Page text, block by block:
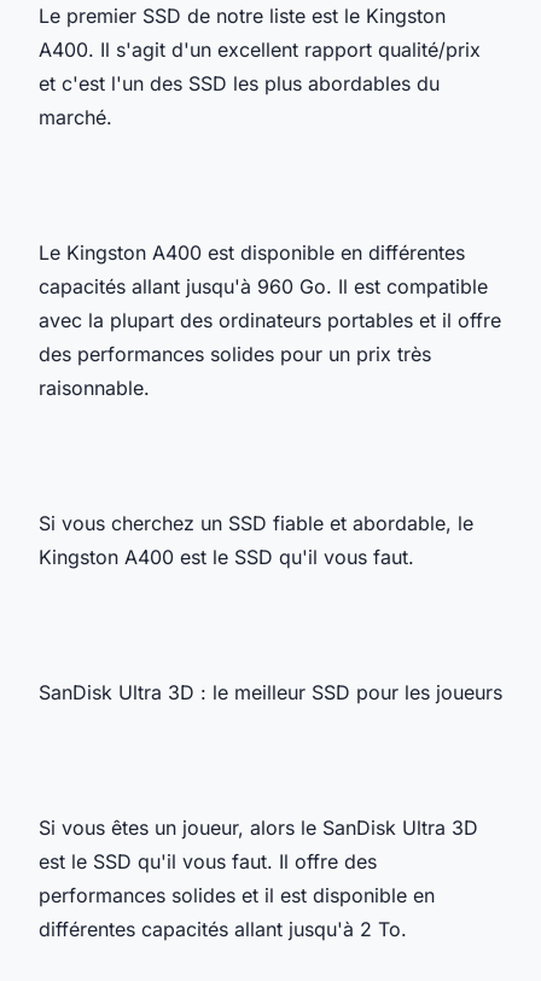
Le premier SSD de notre liste est le Kingston
A400. Il s'agit d'un excellent rapport qualité/prix
et c'est l'un des SSD les plus abordables du
marché.
Le Kingston A400 est disponible en différentes
capacités allant jusqu'à 960 Go. Il est compatible
avec la plupart des ordinateurs portables et il offre
des performances solides pour un prix très
raisonnable.
Si vous cherchez un SSD fiable et abordable, le
Kingston A400 est le SSD qu'il vous faut.
SanDisk Ultra 3D : le meilleur SSD pour les joueurs
Si vous êtes un joueur, alors le SanDisk Ultra 3D
est le SSD qu'il vous faut. Il offre des
performances solides et il est disponible en
différentes capacités allant jusqu'à 2 To.